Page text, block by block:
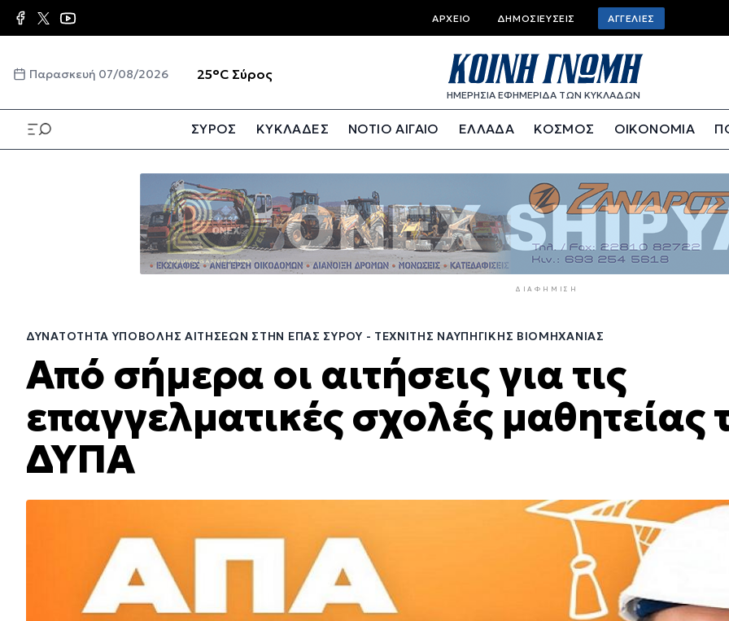
Παράκαμψη
προς
κυρίως
Top
bar
menu
ΑΡΧΕΊΟ ΔΗΜΟΣΙΕΎΣΕΙΣ ΑΓΓΕΛΊΕΣ
Παρασκευή 07/08/2026 25°C Σύρος
ΗΜΕΡΗΣΙΑ ΕΦΗΜΕΡΙΔΑ ΤΩΝ ΚΥΚΛΑΔΩΝ
ΣΥΡΟΣ ΚΥΚΛΑΔΕΣ ΝΟΤΙΟ ΑΙΓΑΙΟ ΕΛΛΑΔΑ ΚΟΣΜΟΣ ΟΙΚΟΝΟΜΙΑ
ΔΙΑΦΉΜΙΣΗ
ΔΥΝΑΤΌΤΗΤΑ ΥΠΟΒΟΛΉΣ ΑΙΤΉΣΕΩΝ ΣΤΗΝ ΕΠΑΣ ΣΎΡΟΥ - ΤΕΧΝΊΤΗΣ ΝΑΥΠΗΓΙΚΉΣ ΒΙΟΜΗΧΑΝΊΑΣ
Από σήμερα οι αιτήσεις για τις
επαγγελματικές σχολές μαθητείας
ΔΥΠΑ